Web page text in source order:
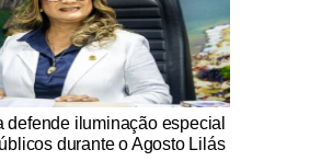
defende iluminação especial
durante o Agosto Lilás